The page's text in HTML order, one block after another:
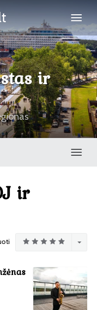
ir
ir